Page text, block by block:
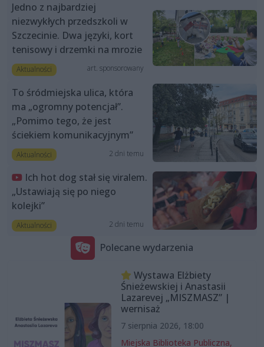
Jedno z najbardziej
niezwykłych przedszkoli w
Szczecinie. Dwa języki, kort
tenisowy i drzemki na mrozie
Aktualności art. sponsorowany
To śródmiejska ulica, która
ma „ogromny potencjał”.
„Pomimo tego, że jest
ściekiem komunikacyjnym”
Aktualności 2 dni temu
Ich hot dog stał się viralem.
„Ustawiają się po niego
kolejki”
Aktualności 2 dni temu
Polecane wydarzenia
Wystawa Elżbiety
Śnieżewskiej i Anastasii
Lazarevej „MISZMASZ” |
wernisaż
7 sierpnia 2026, 18:00
Miejska Biblioteka Publiczna,